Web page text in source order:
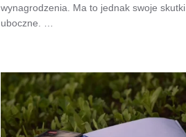
wynagrodzenia. Ma to jednak swoje skutki
uboczne. …